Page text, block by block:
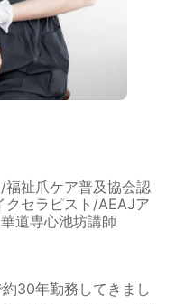
祉爪ケア普及協会認
セラピスト/AEAJア
道専心池坊講師
30年勤務してきまし